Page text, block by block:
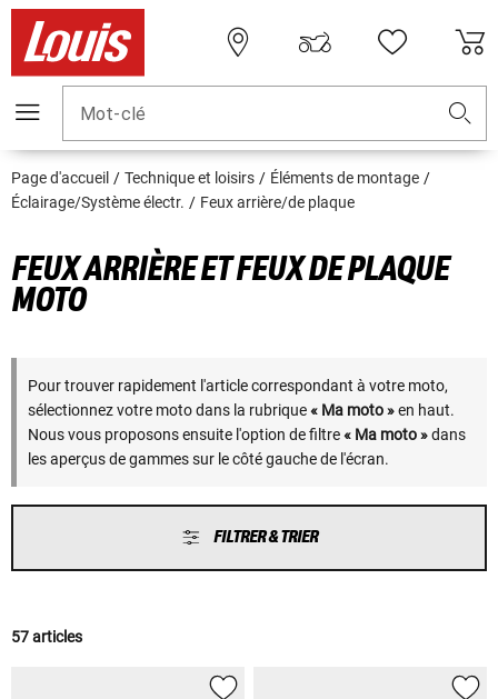
Mot-clé
Page d'accueil Technique et loisirs
Éléments de montage
Éclairage/Système électr.
Feux arrière/de plaque
FEUX ARRIÈRE ET FEUX DE PLAQUE
MOTO
Pour trouver rapidement l'article correspondant à votre moto,
sélectionnez votre moto dans la rubrique« Ma moto »en haut.
Nous vous proposons ensuite l'option de filtre« Ma moto »dans
les aperçus de gammes sur le côté gauche de l'écran.
FILTRER & TRIER
57 articles